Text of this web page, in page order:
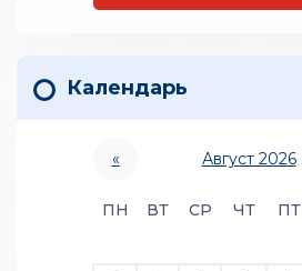
Календарь
« Август 2026
ПН ВТ СР ЧТ ПТ